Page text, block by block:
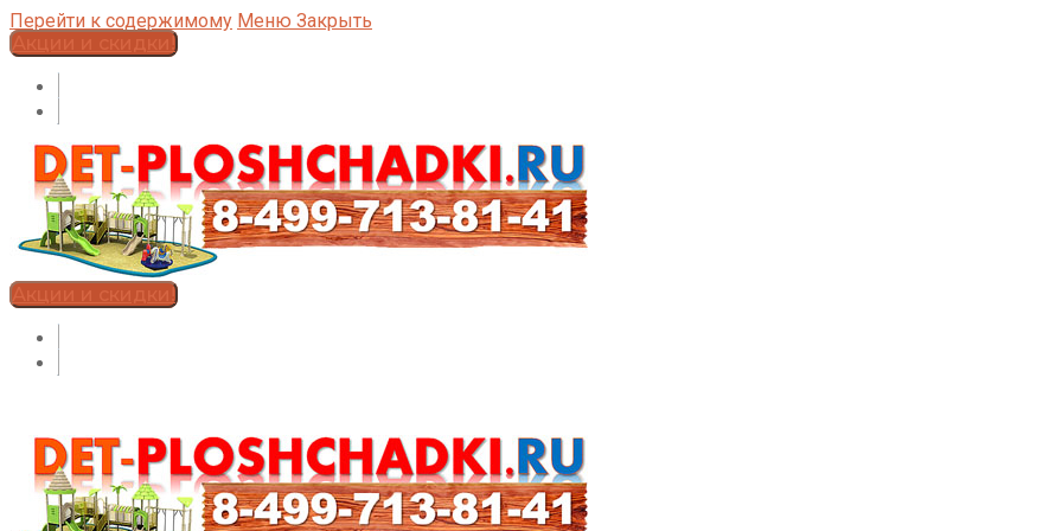
Перейти к содержимому Меню Закрыть
Акции и скидки!
Акции и скидки!